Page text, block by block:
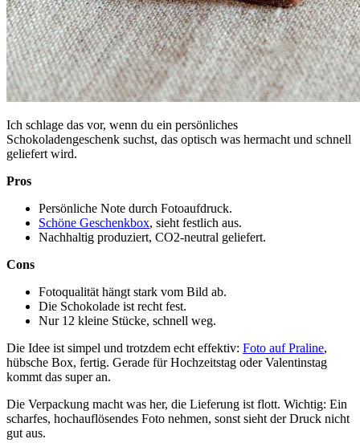
Ich schlage das vor, wenn du ein persönliches
Schokoladengeschenk suchst, das optisch was hermacht und schnell
geliefert wird.
Pros
Persönliche Note durch Fotoaufdruck.
Schöne Geschenkbox, sieht festlich aus.
Nachhaltig produziert, CO2-neutral geliefert.
Cons
Fotoqualität hängt stark vom Bild ab.
Die Schokolade ist recht fest.
Nur 12 kleine Stücke, schnell weg.
Die Idee ist simpel und trotzdem echt effektiv: Foto auf Praline,
hübsche Box, fertig. Gerade für Hochzeitstag oder Valentinstag
kommt das super an.
Die Verpackung macht was her, die Lieferung ist flott. Wichtig: Ein
scharfes, hochauflösendes Foto nehmen, sonst sieht der Druck nicht
gut aus.